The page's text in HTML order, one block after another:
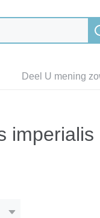
Deel U mening
imperialis